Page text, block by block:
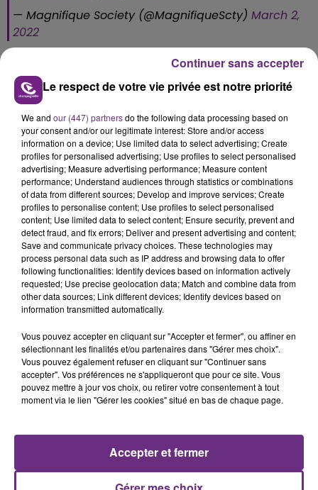
— Magnifique Society (@MagnifiqueScty) March 2,
2022
FIL D'ACTU
5 août 2026
UN FEU DE REMORQUE BLOQUE LA
CIRCULATION DANS LES ARDENNES
Un feu de remorque s'est déclaré ce mercredi en
5 août 2026
VENEZ FÊTER CE WEEK-END
L'ANNIVERSAIRE DE WOINIC
Ce samedi 8 août sera un grand jour :
Le respect de votre vie privée est notre priorité
We and our (447) partnersdo the following data processing based on
your consent and/or our legitimate interest: Store and/or access
information on a device; Use limited data to select advertising; Create
profiles for personalised advertising; Use profiles to select personalised
advertising; Measure advertising performance; Measure content
performance; Understand audiences through statistics or combinations
of data from different sources; Develop and improve services; Create
profiles to personalise content; Use profiles to select personalised
content; Use limited data to select content; Ensure security, prevent and
detect fraud, and fix errors; Deliver and present advertising and content;
Save and communicate privacy choices. These technologies may
process personal data such as IP address and browsing data to offer
following functionalities: Identify devices based on information actively
requested; Use precise geolocation data; Match and combine data from
other data sources; Link different devices; Identify devices based on
information transmitted automatically.
Vous pouvez accepter en cliquant sur "Accepter et fermer", ou affiner en
sélectionnant les finalités et/ou partenaires dans "Gérer mes choix".
Vous pouvez également refuser en cliquant sur "Continuer sans
accepter". Vos préférences ne s'appliqueront que pour ce site. Vous
pouvez mettre à jour vos choix, ou retirer votre consentement à tout
moment via le lien "Gérer les cookies" situé en bas de chaque page.
Accepter et fermer
Continuer sans accepter